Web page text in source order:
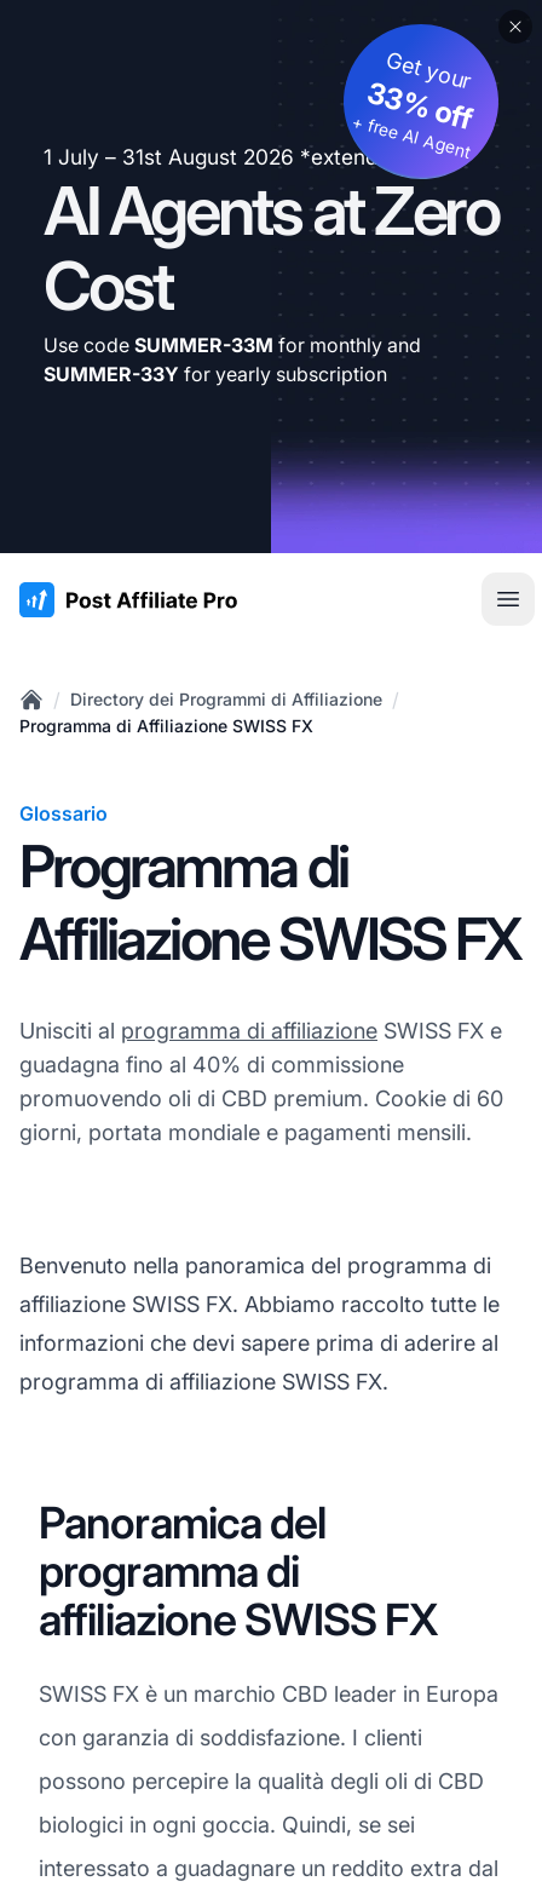
1 July – 31st August 2026 *extended
AI Agents at Zero
Cost
Get your
33% off
+ free AI Agent
Use code SUMMER-33M for monthly and
SUMMER-33Y for yearly subscription
:site.title
Home
/ Directory dei Programmi di Affiliazione /
Programma di Affiliazione SWISS FX
Glossario
Programma di
Affiliazione SWISS FX
Unisciti al programma di affiliazione SWISS FX e
guadagna fino al 40% di commissione
promuovendo oli di CBD premium. Cookie di 60
giorni, portata mondiale e pagamenti mensili.
Benvenuto nella panoramica del programma di
affiliazione SWISS FX. Abbiamo raccolto tutte le
informazioni che devi sapere prima di aderire al
programma di affiliazione SWISS FX.
Panoramica del
programma di
affiliazione SWISS FX
SWISS FX è un marchio CBD leader in Europa
con garanzia di soddisfazione. I clienti
possono percepire la qualità degli oli di CBD
biologici in ogni goccia. Quindi, se sei
interessato a guadagnare un reddito extra dal